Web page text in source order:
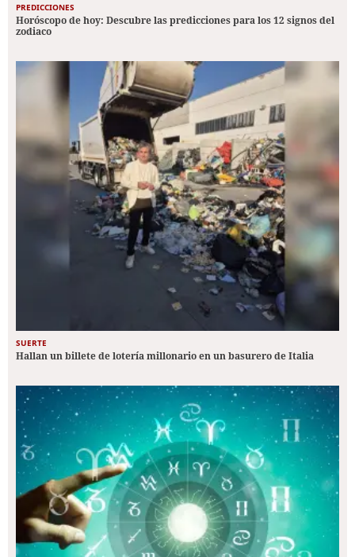
PREDICCIONES
Horóscopo de hoy: Descubre las predicciones para los 12 signos del
zodiaco
SUERTE
Hallan un billete de lotería millonario en un basurero de Italia